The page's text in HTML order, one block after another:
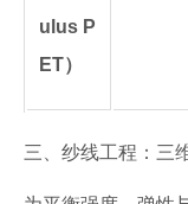
ulus P
ET）
三、纱线工程：三